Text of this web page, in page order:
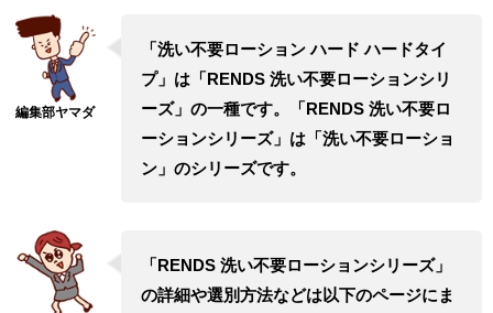
「洗い不要ローション ハード ハードタイ
プ」は「RENDS 洗い不要ローションシリ
ーズ」の一種です。「RENDS 洗い不要ロ
ーションシリーズ」は「洗い不要ローショ
ン」のシリーズです。
「RENDS 洗い不要ローションシリーズ」
の詳細や選別方法などは以下のページにま